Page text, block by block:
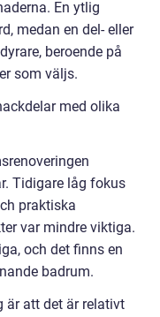
En ytlig
medan en del- eller
beroende på
som väljs.
med olika
Tidigare låg fokus
praktiska
var mindre viktiga.
och det finns en
badrum.
är att det är relativt